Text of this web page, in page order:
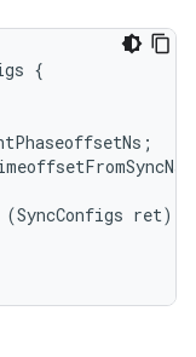
{
ret);